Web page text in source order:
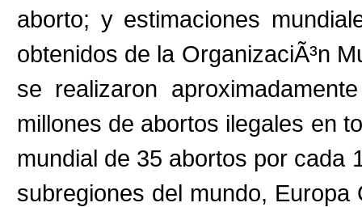
aborto; y estimaciones
obtenidos de la OrganizaciÃ³n
se realizaron
millones de abortos ilegales en
mundial de 35 abortos por cada
subregiones del mundo, Europa